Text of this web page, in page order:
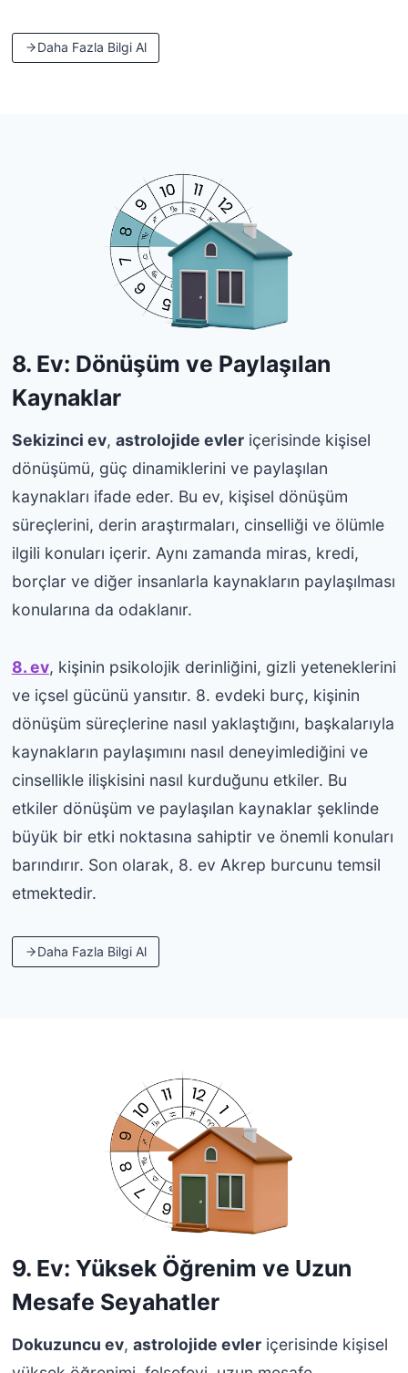
Daha Fazla Bilgi Al
8. Ev: Dönüşüm ve Paylaşılan
Kaynaklar
Sekizinci ev, astrolojide evleriçerisinde kişisel
dönüşümü, güç dinamiklerini ve paylaşılan
kaynakları ifade eder. Bu ev, kişisel dönüşüm
süreçlerini, derin araştırmaları, cinselliği ve ölümle
ilgili konuları içerir. Aynı zamanda miras, kredi,
borçlar ve diğer insanlarla kaynakların paylaşılması
konularına da odaklanır.
8. ev, kişinin psikolojik derinliğini, gizli yeteneklerini
ve içsel gücünü yansıtır. 8. evdeki burç, kişinin
dönüşüm süreçlerine nasıl yaklaştığını, başkalarıyla
kaynakların paylaşımını nasıl deneyimlediğini ve
cinsellikle ilişkisini nasıl kurduğunu etkiler. Bu
etkiler dönüşüm ve paylaşılan kaynaklar şeklinde
büyük bir etki noktasına sahiptir ve önemli konuları
barındırır. Son olarak, 8. ev Akrep burcunu temsil
etmektedir.
Daha Fazla Bilgi Al
9. Ev: Yüksek Öğrenim ve Uzun
Mesafe Seyahatler
Dokuzuncu ev, astrolojide evleriçerisinde kişisel